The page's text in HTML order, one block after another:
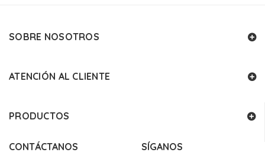
SOBRE NOSOTROS
ATENCIÓN AL CLIENTE
PRODUCTOS
CONTÁCTANOS SÍGANOS